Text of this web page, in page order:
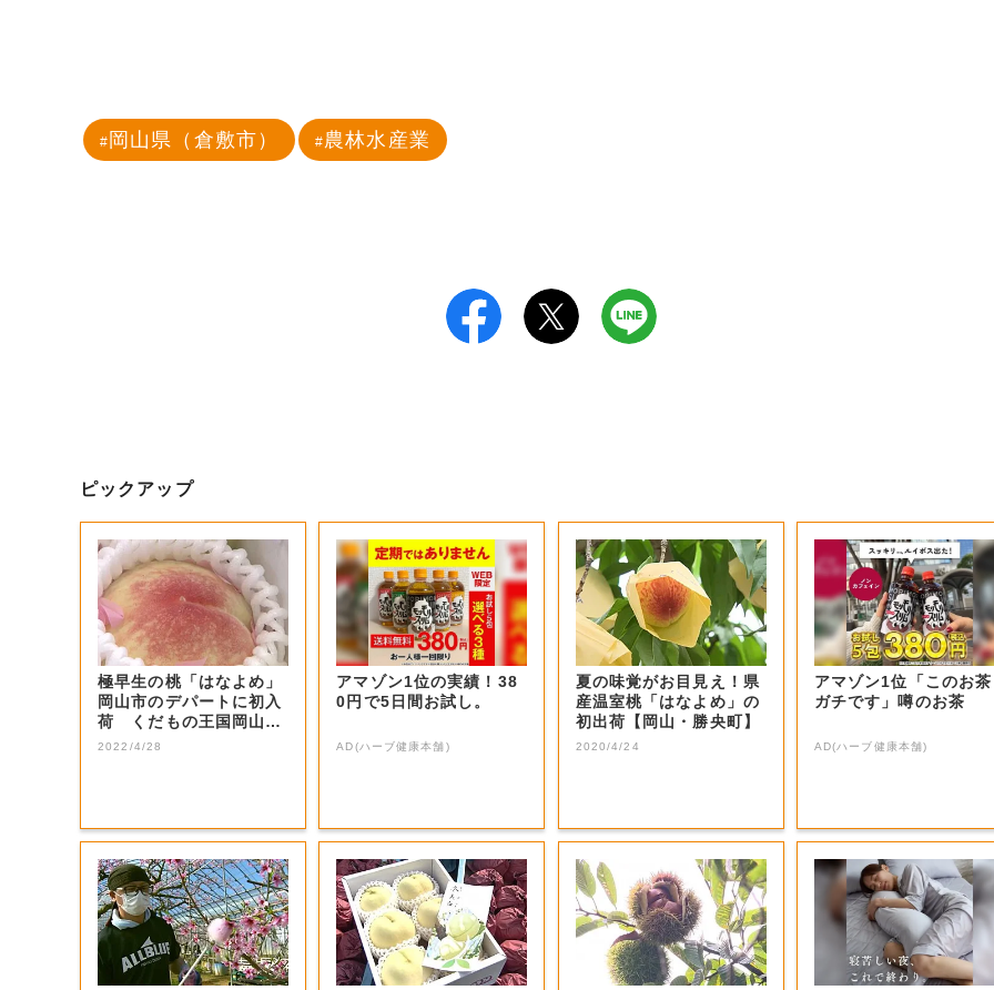
岡山県（倉敷市） 農林水産業
ピックアップ
極早生の桃「はなよめ」
岡山市のデパートに初入
荷 くだもの王国岡山の
シーズン到来！...
2022/4/28
アマゾン1位の実績！38
0円で5日間お試し。
AD(ハーブ健康本舗)
夏の味覚がお目見え！県
産温室桃「はなよめ」の
初出荷【岡山・勝央町】
2020/4/24
アマゾン1位「このお茶
ガチです」噂のお茶
AD(ハーブ健康本舗)